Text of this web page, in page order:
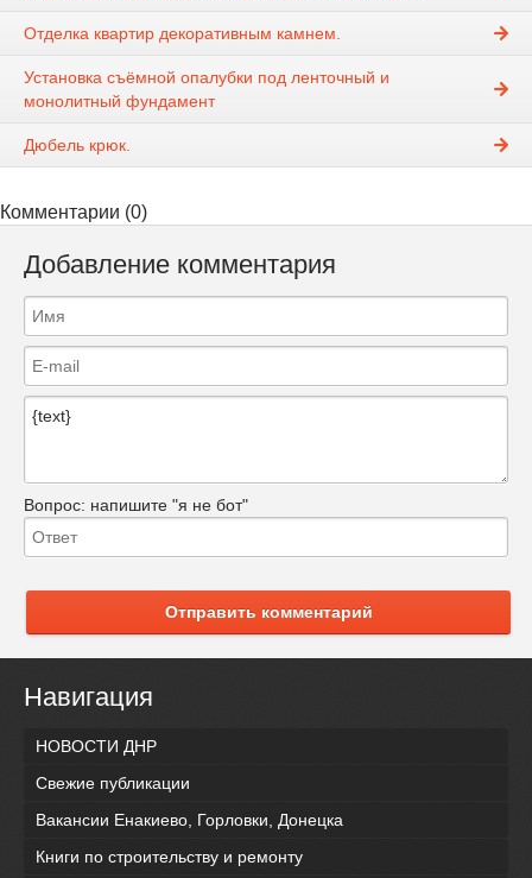
Отделка квартир декоративным камнем.
Установка съёмной опалубки под ленточный и
монолитный фундамент
Дюбель крюк.
Комментарии (0)
Добавление комментария
Вопрос: напишите "я не бот"
Отправить комментарий
Навигация
НОВОСТИ ДНР
Свежие публикации
Вакансии Енакиево, Горловки, Донецка
Книги по строительству и ремонту